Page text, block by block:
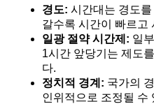
경도: 시간대는 경도
갈수록 시간이 빠르고
일광 절약 시간제: 일
1시간 앞당기는 제도
다.
정치적 경계: 국가의
인위적으로 조정될 수